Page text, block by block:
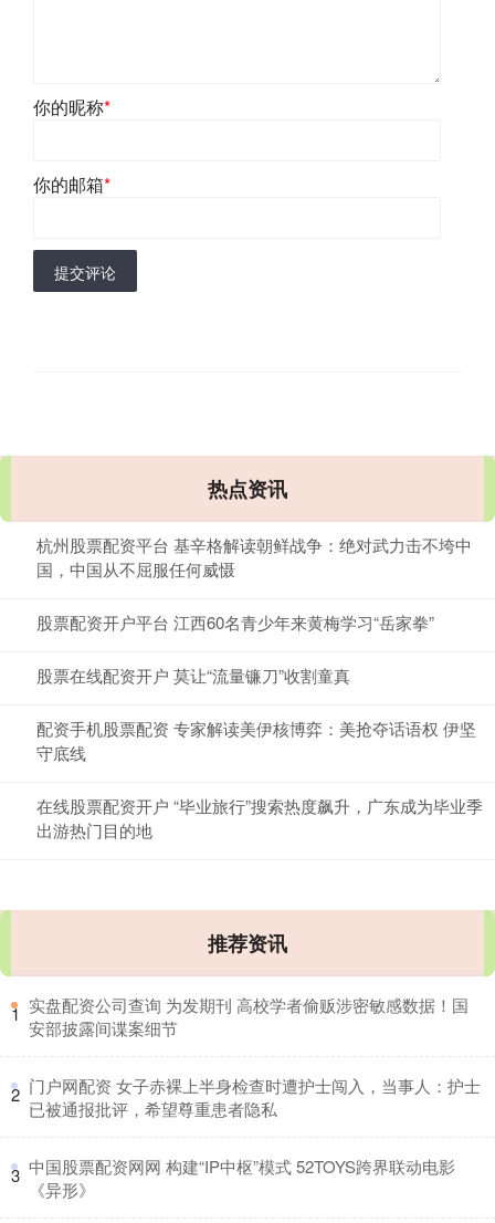
你的昵称*
你的邮箱*
提交评论
热点资讯
杭州股票配资平台 基辛格解读朝鲜战争：绝对武力击不垮中
国，中国从不屈服任何威慑
股票配资开户平台 江西60名青少年来黄梅学习“岳家拳”
股票在线配资开户 莫让“流量镰刀”收割童真
配资手机股票配资 专家解读美伊核博弈：美抢夺话语权 伊坚
守底线
在线股票配资开户 “毕业旅行”搜索热度飙升，广东成为毕业季
出游热门目的地
推荐资讯
1 ​实盘配资公司查询 为发期刊 高校学者偷贩涉密敏感数据！国
安部披露间谍案细节
2 ​门户网配资 女子赤裸上半身检查时遭护士闯入，当事人：护士
已被通报批评，希望尊重患者隐私
3 ​中国股票配资网网 构建“IP中枢”模式 52TOYS跨界联动电影
《异形》